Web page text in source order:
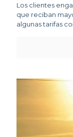
Los clientes
que reciban
algunas tarifas